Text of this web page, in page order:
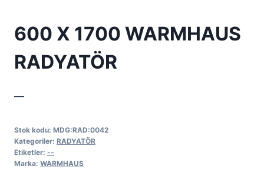
600 X 1700 WARMHAUS
RADYATÖR
—
Stok kodu: MDG:RAD:0042
Kategoriler: RADYATÖR
Etiketler: --
Marka: WARMHAUS